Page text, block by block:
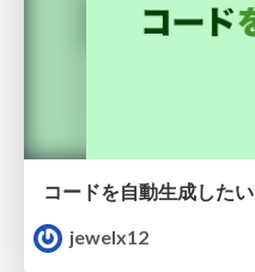
コードを自動生成したい
jewelx12